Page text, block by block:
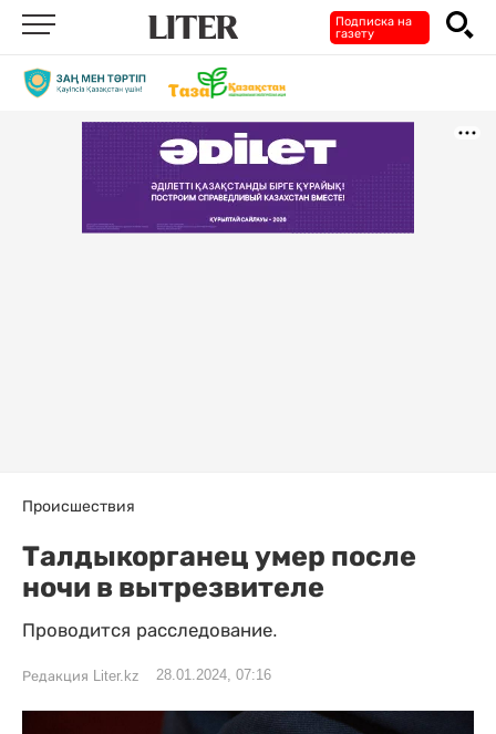
Подписка на
газету
Происшествия
Талдыкорганец умер после
ночи в вытрезвителе
Проводится расследование.
Редакция Liter.kz 28.01.2024, 07:16